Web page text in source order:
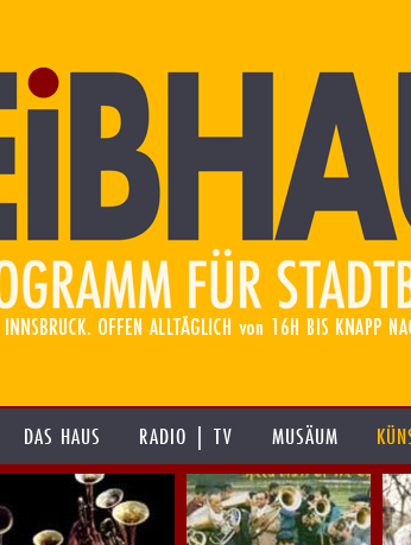
DAS HAUS RADIO | TV MUSÄUM